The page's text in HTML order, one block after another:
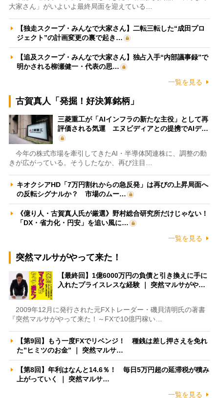
大家さん」がいよいよ最終局面を迎えている…
【独走スクープ・みんなで大家さん】二転三転した“成田プロ
ジェクト”の計画変更の裏で起き…
【追及スクープ・みんなで大家さん】独占入手“内部議事録”で
明かされる柳瀬健一・代表の思…
一覧を見る
古賀真人「発掘！好決算銘柄」
三菱重工が「AIインフラの新たな主役」として再
評価される気運 エヌビディアとの提携でAIデ…
今年の株式市場を牽引してきたAI・半導体関連株に、調整の動
きが広がっている。そうしたなか、再び注目…
キオクシアHD「7万円割れからの急反発」は再びの上昇局面へ
の反転シグナルか？ 市場のムー…
《億り人・古賀真人氏が厳選》野村総合研究所だけじゃない！
「DX・省力化・円安」を追い風に…
一覧を見る
突然マルサがやって来た！
【最終回】1億6000万円の負債と引き換えに手に
入れたプライスレスな経験 ｜ 突然マルサがや…
2009年12月に発行された元FXトレーダー・磯貝清明氏の著書
『突然マルサがやって来た！～FXで10億円稼い…
【第9回】もう一度FXでリベンジ！ 種銭は差し押さえを免れ
た”ヒミツのお金” ｜ 突然マルサ…
【第8回】年利はなんと14.6％！ 毎日5万円超の延滞税が積み
上がっていく ｜ 突然マルサ…
一覧を見る